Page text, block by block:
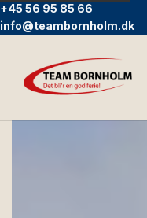
+45 56 95 85 66
info@teambornholm.dk